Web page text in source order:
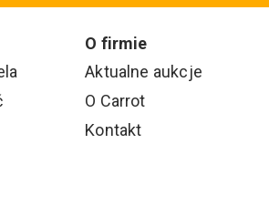
O firmie
Aktualne aukcje
O Carrot
Kontakt